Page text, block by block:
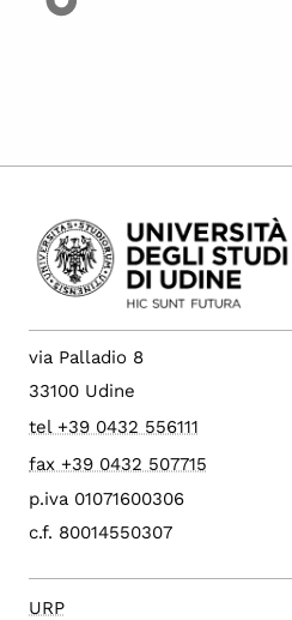
via Palladio 8
33100 Udine
tel +39 0432 556111
fax +39 0432 507715
p.iva 01071600306
c.f. 80014550307
URP